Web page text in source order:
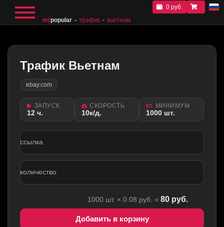
mrpopular трафик вьетнам
0 руб.
Трафик Вьетнам
ebay.com
ЗАПУСК
12 ч.
СКОРОСТЬ
10к/д.
МИНИМУМ
1000 шт.
ссылка
количество
1000 шт. × 0.08 руб. = 80 руб.
Добавить в корзину